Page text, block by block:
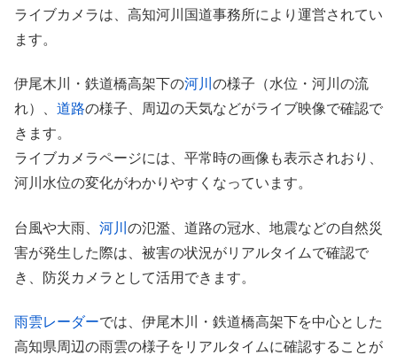
ライブカメラは、高知河川国道事務所により運営されてい
ます。
伊尾木川・鉄道橋高架下の河川 の様子（水位・河川の流
れ）、 道路の様子、周辺の天気などがライブ映像で確認で
きます。
ライブカメラページには、平常時の画像も表示されおり、
河川水位の変化がわかりやすくなっています。
台風や大雨、 河川 の氾濫、道路の冠水、地震などの自然災
害が発生した際は、被害の状況がリアルタイムで確認で
き、防災カメラとして活用できます。
雨雲レーダーでは、伊尾木川・鉄道橋高架下を中心とした
高知県周辺の雨雲の様子をリアルタイムに確認することが